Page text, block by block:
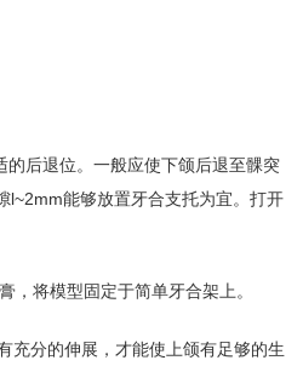
的后退位。一般应使下颌后退至髁突
l~2mm能够放置牙合支托为宜。打开
，将模型固定于简单牙合架上。
充分的伸展，才能使上颌有足够的生